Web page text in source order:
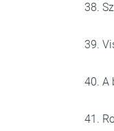
38.
39.
40. A
41.